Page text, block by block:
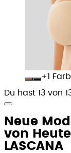
+
Du hast 13 von
Neue
von
LASCANA